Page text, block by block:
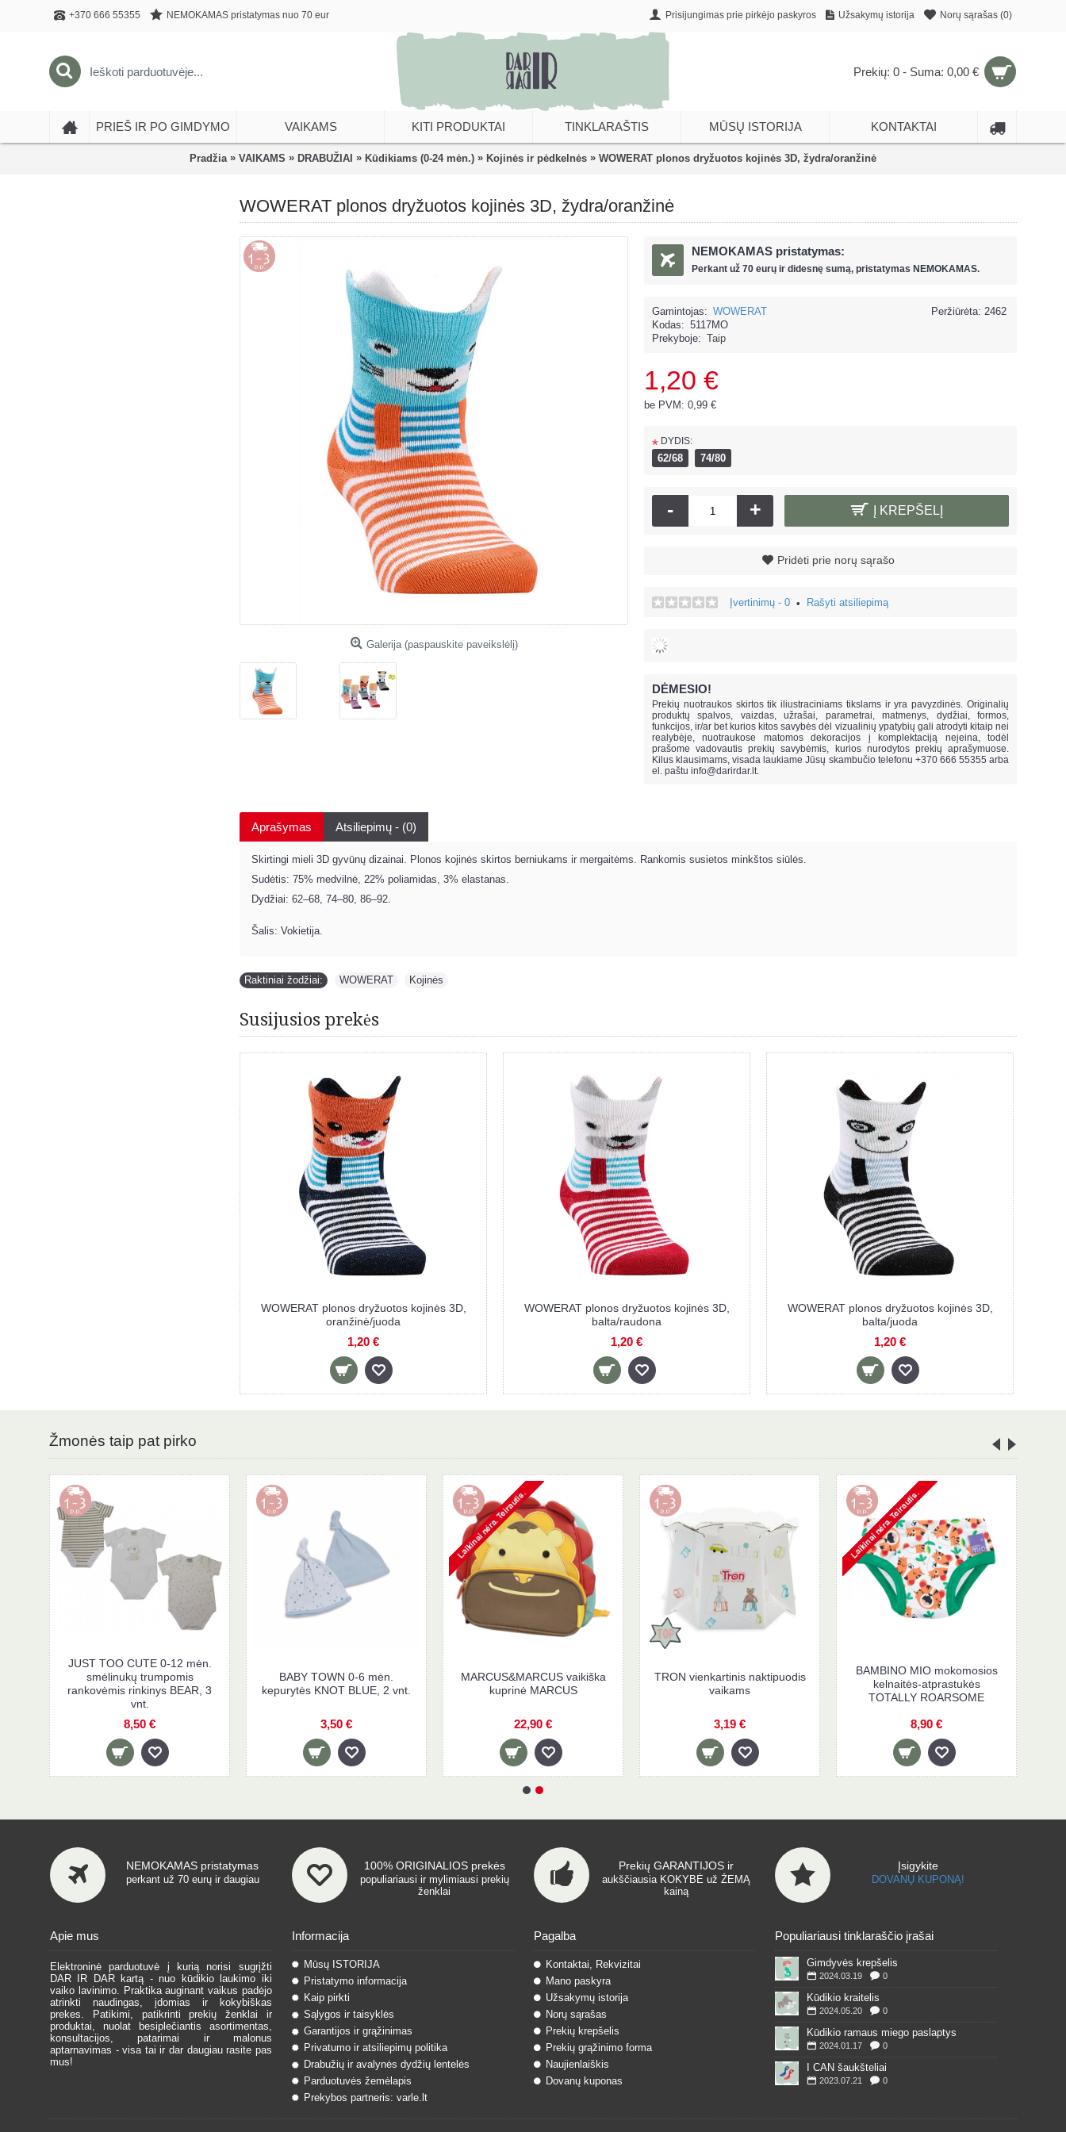
+370 666 55355 NEMOKAMAS pristatymas nuo 70 eur Prisijungimas prie pirkėjo paskyros Užsakymų istorija Norų sąrašas (0)
Prekių: 0 - Suma: 0,00 €
PRIEŠ IR PO GIMDYMO VAIKAMS KITI PRODUKTAI TINKLARAŠTIS MŪSŲ ISTORIJA KONTAKTAI
Pradžia » VAIKAMS » DRABUŽIAI » Kūdikiams (0-24 mėn.) » Kojinės ir pėdkelnės » WOWERAT plonos dryžuotos kojinės 3D, žydra/oranžinė
WOWERAT plonos dryžuotos kojinės 3D, žydra/oranžinė
Galerija (paspauskite paveikslėlį)
NEMOKAMAS pristatymas:
Perkant už 70 eurų ir didesnę sumą, pristatymas NEMOKAMAS.
Peržiūrėta: 2462
Gamintojas: WOWERAT
Kodas: 5117MO
Prekyboje: Taip
1,20 €
be PVM: 0,99 €
* DYDIS:
62/68 74/80
- + Į KREPŠELĮ
Pridėti prie norų sąrašo
Įvertinimų - 0 • Rašyti atsiliepimą
DĖMESIO!
Prekių nuotraukos skirtos tik iliustraciniams tikslams ir yra pavyzdinės. Originalių
produktų spalvos, vaizdas, užrašai, parametrai, matmenys, dydžiai, formos,
funkcijos, ir/ar bet kurios kitos savybės dėl vizualinių ypatybių gali atrodyti kitaip nei
realybėje, nuotraukose matomos dekoracijos į komplektaciją neįeina,todėl
prašome vadovautis prekių savybėmis, kurios nurodytos prekių aprašymuose.
Kilus klausimams, visada laukiame Jūsų skambučio telefonu +370 666 55355 arba
el. paštu info@darirdar.lt.
Aprašymas Atsiliepimų - (0)
Skirtingi mieli 3D gyvūnų dizainai. Plonos kojinės skirtos berniukams ir mergaitėms. Rankomis susietos minkštos siūlės.
Sudėtis: 75% medvilnė, 22% poliamidas, 3% elastanas.
Dydžiai: 62–68, 74–80, 86–92.
Šalis: Vokietija.
Raktiniai žodžiai: WOWERAT Kojinės
Susijusios prekės
WOWERAT plonos dryžuotos kojinės 3D,
oranžinė/juoda
1,20 €
WOWERAT plonos dryžuotos kojinės 3D,
balta/raudona
1,20 €
WOWERAT plonos dryžuotos kojinės 3D,
balta/juoda
1,20 €
Žmonės taip pat pirko
WOWERAT plonos dryžuotos
kojinės 3D, balta/juoda
JUST TOO CUTE 0-12 mėn.
smėlinukų trumpomis
rankovėmis rinkinys BEAR, 3
BABY TOWN 0-6 mėn.
kepurytės KNOT BLUE, 2 vnt.
MARCUS&MARCUS vaikiška
kuprinė MARCUS
TRON vienkartinis naktipuodis
vaikams
NEMOKAMAS pristatymas
perkant už 70 eurų ir daugiau
100% ORIGINALIOS prekės
populiariausi ir mylimiausi prekių
ženklai
Prekių GARANTIJOS ir
aukščiausia KOKYBĖ už ŽEMĄ
kainą
Įsigykite
DOVANŲ KUPONĄ!
Apie mus
Elektroninė parduotuvė į kurią norisi sugrįžti
DAR IR DAR kartą - nuo kūdikio laukimo iki
vaiko lavinimo. Praktika auginant vaikus padėjo
atrinkti naudingas, įdomias ir kokybiškas
prekes. Patikimi, patikrinti prekių ženklai ir
produktai, nuolat besiplečiantis asortimentas,
konsultacijos, patarimai ir malonus
aptarnavimas - visa tai ir dar daugiau rasite pas
mus!
Informacija
Mūsų ISTORIJA
Pristatymo informacija
Kaip pirkti
Sąlygos ir taisyklės
Garantijos ir grąžinimas
Privatumo ir atsiliepimų politika
Drabužių ir avalynės dydžių lentelės
Parduotuvės žemėlapis
Prekybos partneris: varle.lt
Pagalba
Kontaktai, Rekvizitai
Mano paskyra
Užsakymų istorija
Norų sąrašas
Prekių krepšelis
Prekių grąžinimo forma
Naujienlaiškis
Dovanų kuponas
Populiariausi tinklaraščio įrašai
Gimdyvės krepšelis
2024.03.19 0
Kūdikio kraitelis
2024.05.20 0
Kūdikio ramaus miego paslaptys
2024.01.17 0
I CAN šaukšteliai
2023.07.21 0